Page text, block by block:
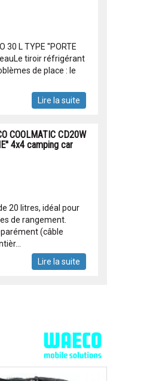
30 L TYPE ''PORTE
tiroir réfrigérant
de place : le
Lire la suite
COOLMATIC CD20W
4x4 camping car
20 litres, idéal pour
de rangement.
(câble
Lire la suite